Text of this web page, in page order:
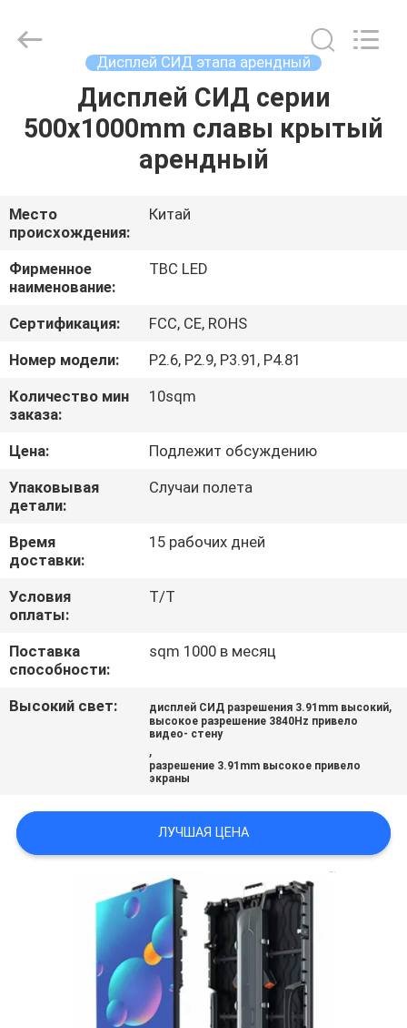
ПРОДУКТЫ
VR
ШОУ
О
НАС
ПУТЕШЕСТВИЕ
ФАБРИКИ
ПРОВЕРКА
КАЧЕСТВА
НОВОСТИ
КАРТА
УЕДИНЕНИЯ
Limited.
Дисплей СИД этапа арендный
Дисплей СИД серии
500x1000mm славы крытый
арендный
Место
происхождения:
Китай
Фирменное
наименование:
TBC LED
Сертификация:
FCC, CE, ROHS
Номер модели:
P2.6, P2.9, P3.91, P4.81
Количество мин
заказа:
10sqm
Цена:
Подлежит обсуждению
Упаковывая
детали:
Случаи полета
Время
доставки:
15 рабочих дней
Условия
оплаты:
T/T
Поставка
способности:
sqm 1000 в месяц
Высокий свет: дисплей СИД разрешения 3.91mm высокий,
высокое разрешение 3840Hz привело
видео- стену
,
разрешение 3.91mm высокое привело
экраны
ЛУЧШАЯ ЦЕНА